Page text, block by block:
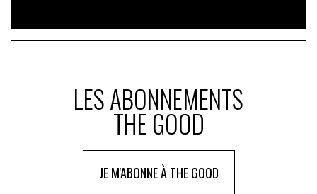
LES ABONNEMENTS
THE GOOD
JE M'ABONNE À THE GOOD